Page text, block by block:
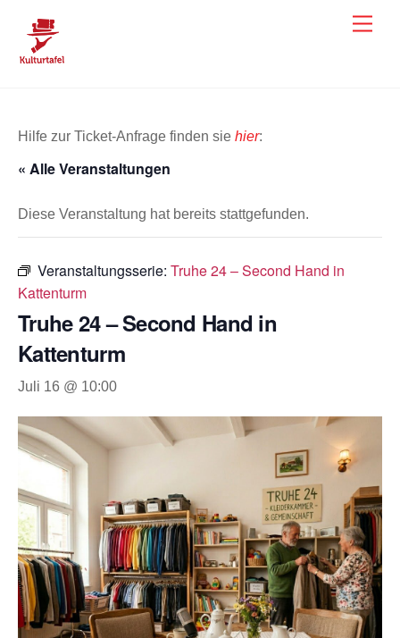
content
Hilfe zur Ticket-Anfrage finden sie hier:
« Alle Veranstaltungen
Diese Veranstaltung hat bereits stattgefunden.
Veranstaltungsserie: Truhe 24 – Second Hand in
Kattenturm
Truhe 24 – Second Hand in
Kattenturm
Juli 16 @ 10:00